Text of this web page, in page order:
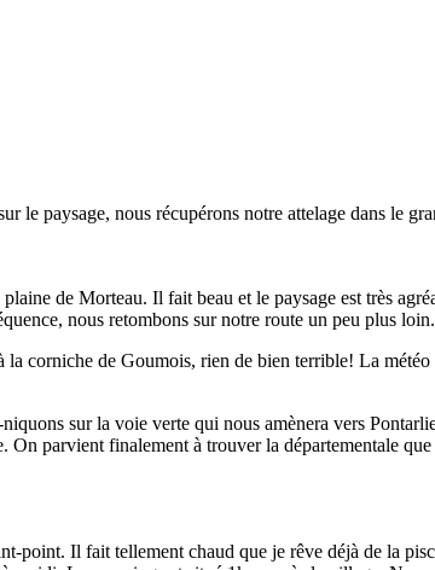
le paysage, nous récupérons notre attelage dans le
de Morteau. Il fait beau et le paysage est très
nous retombons sur notre route un peu plus loin.
corniche de Goumois, rien de bien terrible! La
sur la voie verte qui nous amènera vers
parvient finalement à trouver la départementale
point. Il fait tellement chaud que je rêve déjà de la